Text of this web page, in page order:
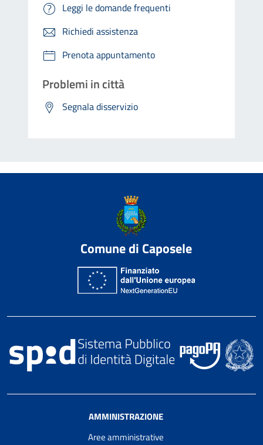
Leggi le domande frequenti
Richiedi assistenza
Prenota appuntamento
Problemi in città
Segnala disservizio
Comune di Caposele
AMMINISTRAZIONE
Aree amministrative